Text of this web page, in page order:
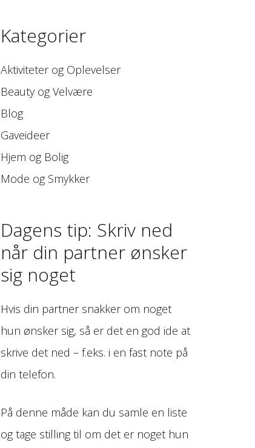
Kategorier
Aktiviteter og Oplevelser
Beauty og Velvære
Blog
Gaveideer
Hjem og Bolig
Mode og Smykker
Dagens tip: Skriv ned
når din partner ønsker
sig noget
Hvis din partner snakker om noget
hun ønsker sig, så er det en god ide at
skrive det ned – f.eks. i en fast note på
din telefon.
På denne måde kan du samle en liste
og tage stilling til om det er noget hun